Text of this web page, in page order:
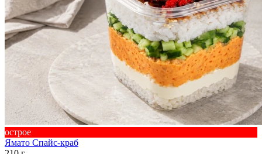
острое
Ямато Спайс-краб